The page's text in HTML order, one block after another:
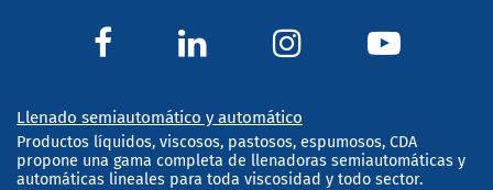
Llenado semiautomático y automático
Productos líquidos, viscosos, pastosos, espumosos, CDA
propone una gama completa de llenadoras semiautomáticas y
automáticas lineales para toda viscosidad y todo sector.